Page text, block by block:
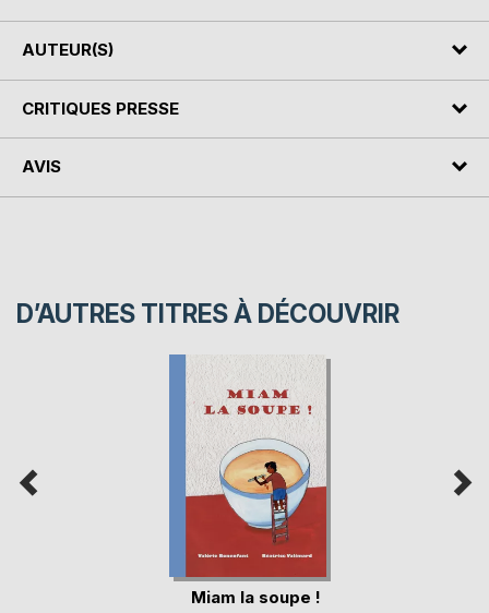
AUTEUR(S)
CRITIQUES PRESSE
AVIS
D’AUTRES TITRES À DÉCOUVRIR
Miam la soupe !